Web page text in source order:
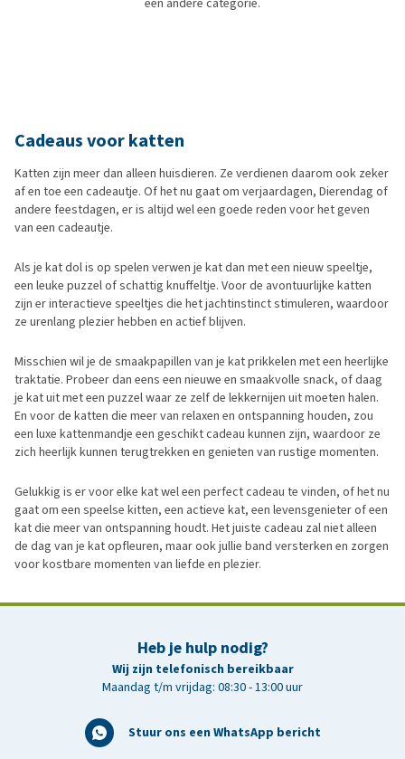
Cadeaus voor katten
Katten zijn meer dan alleen huisdieren. Ze verdienen daarom ook zeker
af en toe een cadeautje. Of het nu gaat om verjaardagen, Dierendag of
andere feestdagen, er is altijd wel een goede reden voor het geven
van een cadeautje.
Als je kat dol is op spelen verwen je kat dan met een nieuw speeltje,
een leuke puzzel of schattig knuffeltje. Voor de avontuurlijke katten
zijn er interactieve speeltjes die het jachtinstinct stimuleren, waardoor
ze urenlang plezier hebben en actief blijven.
Misschien wil je de smaakpapillen van je kat prikkelen met een heerlijke
traktatie. Probeer dan eens een nieuwe en smaakvolle snack, of daag
je kat uit met een puzzel waar ze zelf de lekkernijen uit moeten halen.
En voor de katten die meer van relaxen en ontspanning houden, zou
een luxe kattenmandje een geschikt cadeau kunnen zijn, waardoor ze
zich heerlijk kunnen terugtrekken en genieten van rustige momenten.
Gelukkig is er voor elke kat wel een perfect cadeau te vinden, of het nu
gaat om een speelse kitten, een actieve kat, een levensgenieter of een
kat die meer van ontspanning houdt. Het juiste cadeau zal niet alleen
de dag van je kat opfleuren, maar ook jullie band versterken en zorgen
voor kostbare momenten van liefde en plezier.
Heb je hulp nodig?
Wij zijn telefonisch bereikbaar
Maandag t/m vrijdag: 08:30 - 13:00 uur
Stuur ons een WhatsApp bericht